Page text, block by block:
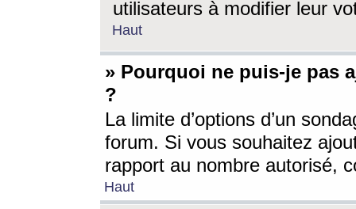
utilisateurs à modifier leur
Haut
» Pourquoi ne puis-je pas
?
La limite d’options d’un
forum. Si vous souhaitez
rapport au nombre autorisé,
Haut